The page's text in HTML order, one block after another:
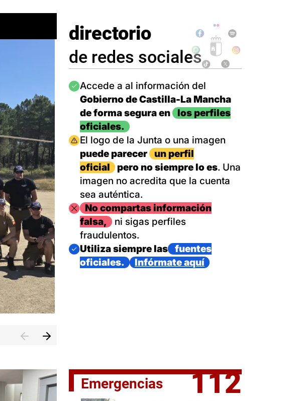
directorio
de redes sociales
Imagen
Accede a al información del
Gobierno de Castilla-La Mancha
de forma segura en
los perfiles
oficiales.
Imagen
El logo de la Junta o una imagen
puede parecer
un perfil
oficial
pero no siempre lo es. Una
imagen no acredita que la cuenta
sea auténtica.
ImagenNo compartas información
falsa,
ni sigas perfiles
fraudulentos.
Imagen
Utiliza siempre las
fuentes
oficiales.
Infórmate aquí
Emergencias 112